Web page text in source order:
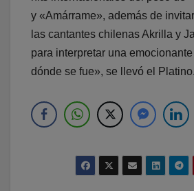
y «Amárrame», además de
las cantantes chilenas Akrilla y
para interpretar una
dónde se fue», se llevó el Platino.